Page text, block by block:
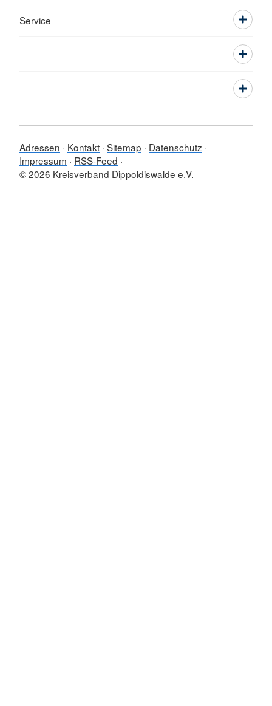
Service
Adressen Kontakt Sitemap
Datenschutz
Impressum
RSS-Feed
© 2026 Kreisverband Dippoldiswalde e.V.